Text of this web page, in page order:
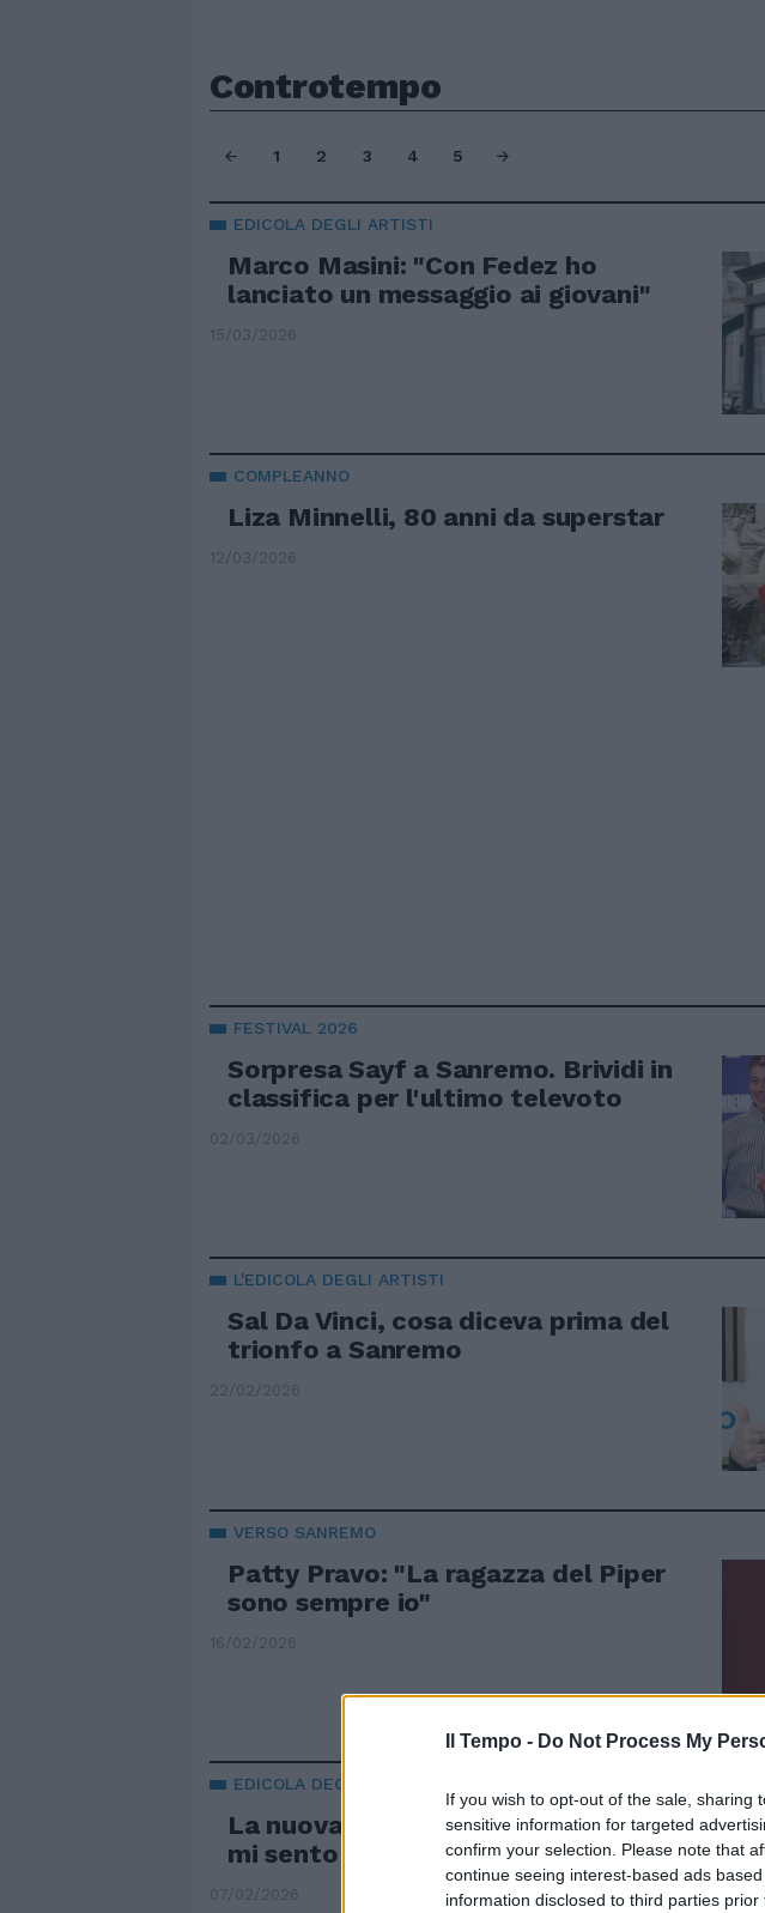
Il Tempo - Do Not Process My
If you wish to opt-out of the sale, sharing
sensitive information for targeted
confirm your selection. Please note that
continue seeing interest-based ads
information disclosed to third parties
Controtempo
1 2 3 4 5
EDICOLA DEGLI ARTISTI
Marco Masini: "Con Fedez ho
lanciato un messaggio ai giovani"
15/03/2026
COMPLEANNO
Liza Minnelli, 80 anni da superstar
12/03/2026
FESTIVAL 2026
Sorpresa Sayf a Sanremo. Brividi in
classifica per l'ultimo televoto
02/03/2026
L'EDICOLA DEGLI ARTISTI
Sal Da Vinci, cosa diceva prima del
trionfo a Sanremo
22/02/2026
VERSO SANREMO
Patty Pravo: "La ragazza del Piper
sono sempre io"
16/02/2026
EDICOLA DEGLI ARTISTI
La nuova vita di Nek: "In televisione
mi sento come un papà"
07/02/2026